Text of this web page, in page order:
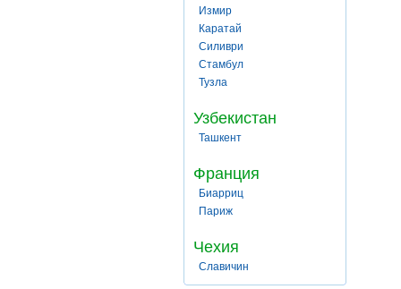
Измир
Каратай
Силиври
Стамбул
Тузла
Узбекистан
Ташкент
Франция
Биарриц
Париж
Чехия
Славичин